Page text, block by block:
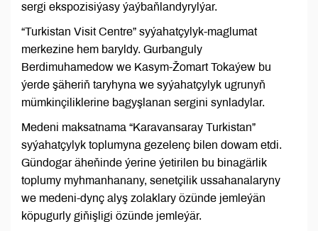
sergi ekspozisiýasy ýaýbaňlandyrylýar.
“Turkistan Visit Centre” syýahatçylyk-maglumat
merkezine hem baryldy. Gurbanguly
Berdimuhamedow we Kasym-Žomart Tokaýew bu
ýerde şäheriň taryhyna we syýahatçylyk ugrunyň
mümkinçiliklerine bagyşlanan sergini synladylar.
Medeni maksatnama “Karavansaray Turkistan”
syýahatçylyk toplumyna gezelenç bilen dowam etdi.
Gündogar äheňinde ýerine ýetirilen bu binagärlik
toplumy myhmanhanany, senetçilik ussahanalaryny
we medeni-dynç alyş zolaklary özünde jemleýän
köpugurly giňişligi özünde jemleýär.